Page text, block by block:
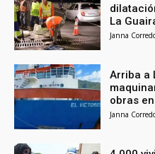
La
Janna
Arriba a
obras
Janna